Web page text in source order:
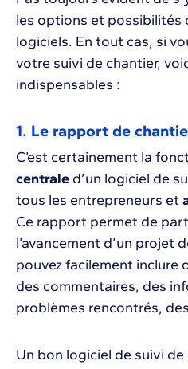
les options et possibilités
logiciels. En tout cas, si
votre suivi de chantier,
indispensables :
1. Le rapport de
C’est certainement la
centrale d’un logiciel de
tous les entrepreneurs et
Ce rapport permet de
l’avancement d’un projet
pouvez facilement inclure
des commentaires, des
problèmes rencontrés,
Un bon logiciel de suivi